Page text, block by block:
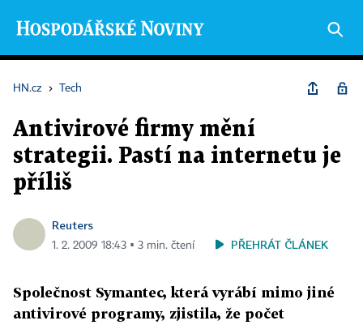
HN.cz › Tech
Antivirové firmy mění
strategii. Pastí na internetu je
příliš
Reuters
1. 2. 2009 18:43 ▪ 3 min. čtení PŘEHRÁT ČLÁNEK
Společnost Symantec, která vyrábí mimo jiné
antivirové programy, zjistila, že počet